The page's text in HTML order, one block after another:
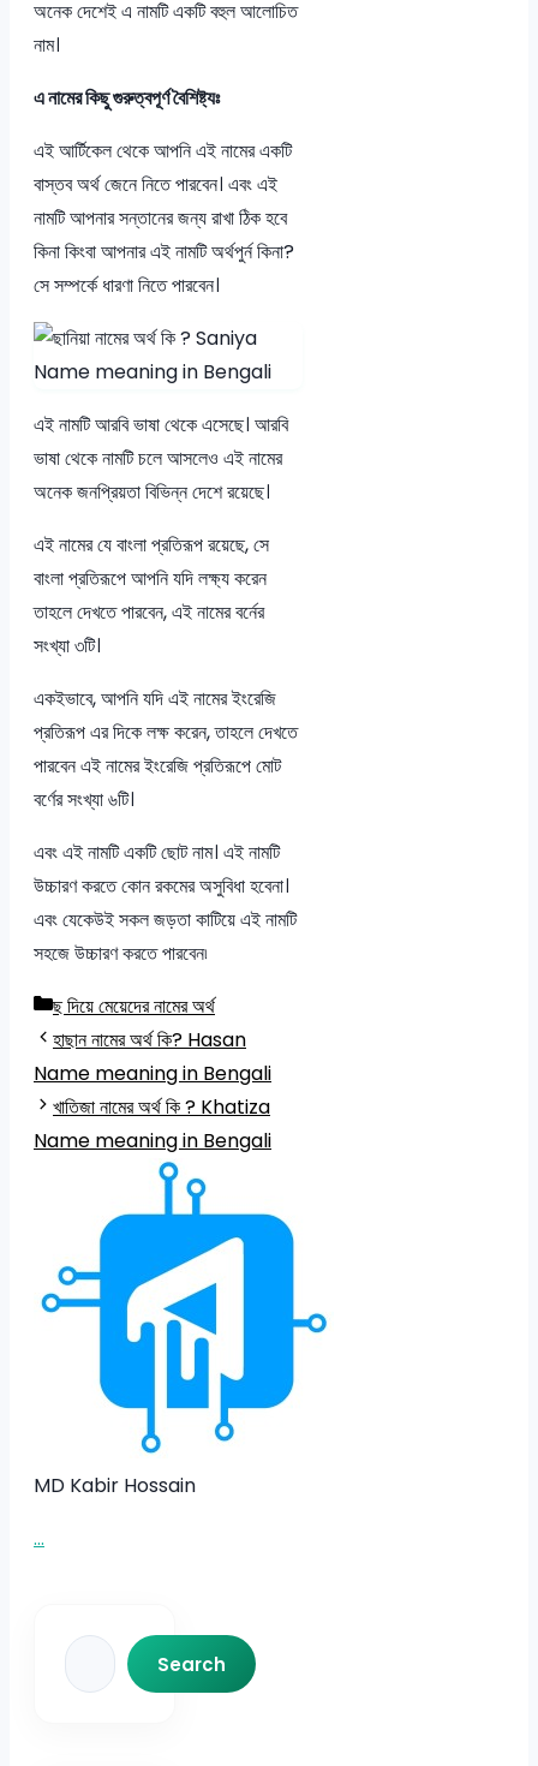
অনেক দেশেই এ নামটি একটি বহুল আলোচিত
নাম।
এ নামের কিছু গুরুত্বপূর্ণ বৈশিষ্ট্যঃ
এই আর্টিকেল থেকে আপনি এই নামের একটি
বাস্তব অর্থ জেনে নিতে পারবেন। এবং এই
নামটি আপনার সন্তানের জন্য রাখা ঠিক হবে
কিনা কিংবা আপনার এই নামটি অর্থপুর্ন কিনা?
সে সম্পর্কে ধারণা নিতে পারবেন।
এই নামটি আরবি ভাষা থেকে এসেছে। আরবি
ভাষা থেকে নামটি চলে আসলেও এই নামের
অনেক জনপ্রিয়তা বিভিন্ন দেশে রয়েছে।
এই নামের যে বাংলা প্রতিরূপ রয়েছে, সে
বাংলা প্রতিরূপে আপনি যদি লক্ষ্য করেন
তাহলে দেখতে পারবেন, এই নামের বর্নের
সংখ্যা ৩টি।
একইভাবে, আপনি যদি এই নামের ইংরেজি
প্রতিরূপ এর দিকে লক্ষ করেন, তাহলে দেখতে
পারবেন এই নামের ইংরেজি প্রতিরূপে মোট
বর্ণের সংখ্যা ৬টি।
এবং এই নামটি একটি ছোট নাম। এই নামটি
উচ্চারণ করতে কোন রকমের অসুবিধা হবেনা।
এবং যেকেউই সকল জড়তা কাটিয়ে এই নামটি
সহজে উচ্চারণ করতে পারবেন৷
Categories
ছ দিয়ে মেয়েদের নামের অর্থ
হাছান নামের অর্থ কি? Hasan
Name meaning in Bengali
খাতিজা নামের অর্থ কি ? Khatiza
Name meaning in Bengali
MD Kabir Hossain
...
Search
Search